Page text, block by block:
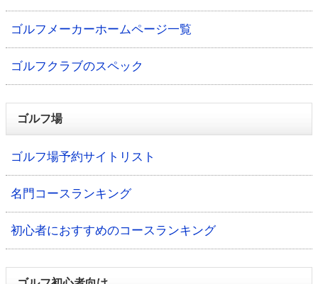
ゴルフメーカーホームページ一覧
ゴルフクラブのスペック
ゴルフ場
ゴルフ場予約サイトリスト
名門コースランキング
初心者におすすめのコースランキング